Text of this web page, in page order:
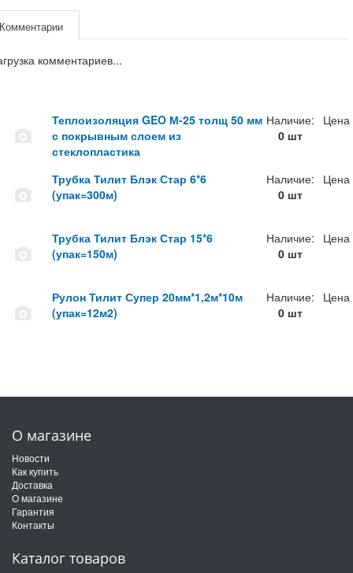
комментариев...
Теплоизоляция GEO М-25 толщ 50 мм
с покрывным слоем из
стеклопластика
Наличие:
0 шт
Цена
Трубка Тилит Блэк Стар 6*6
(упак=300м)
Наличие:
0 шт
Цена
Трубка Тилит Блэк Стар 15*6
(упак=150м)
Наличие:
0 шт
Цена
Рулон Тилит Супер 20мм*1,2м*10м
(упак=12м2)
Наличие:
0 шт
Цена
О магазине
Новости
Как купить
Доставка
О магазине
Гарантия
Контакты
Каталог товаров